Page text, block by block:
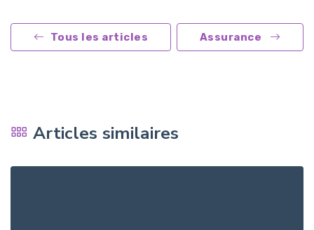
Tous les articles Assurance
Articles similaires